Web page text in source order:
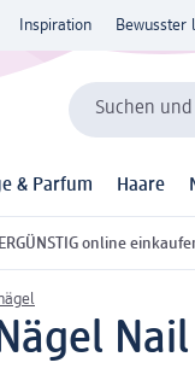
Inspiration Bewusster
Suchen
& Parfum Haare
online